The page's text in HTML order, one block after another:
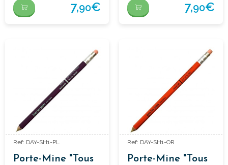
7,90€ 7,90€
Ref: DAY-SH1-PL
Porte-Mine "Tous
Ref: DAY-SH1-OR
Porte-Mine "Tous